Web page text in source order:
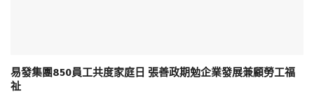
易發集團850員工共度家庭日 張善政期勉企業發展兼顧勞工福
祉